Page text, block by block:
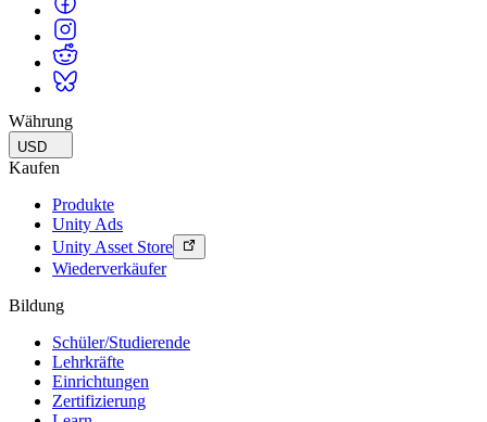
Währung
USD
Kaufen
Produkte
Unity Ads
Unity Asset Store
Wiederverkäufer
Bildung
Schüler/Studierende
Lehrkräfte
Einrichtungen
Zertifizierung